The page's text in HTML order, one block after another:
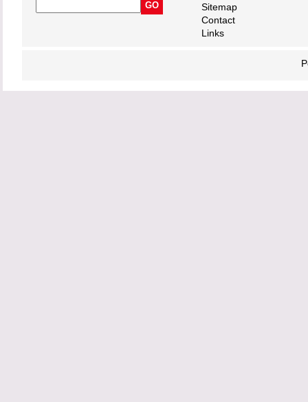
Sitemap
Contact
Links